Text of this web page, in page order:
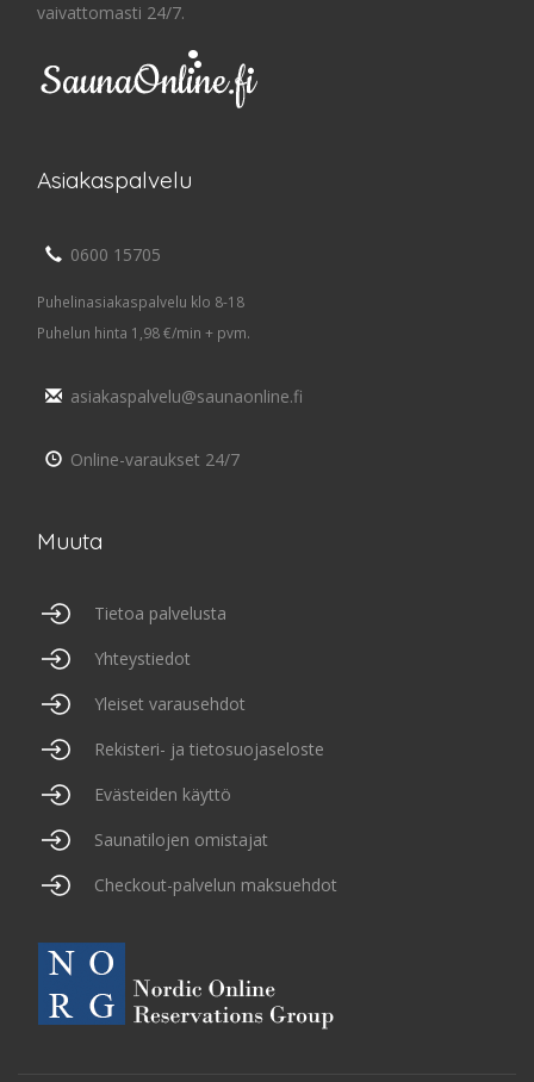
vaivattomasti 24/7.
Asiakaspalvelu
0600 15705
Puhelinasiakaspalvelu klo 8-18
Puhelun hinta 1,98 €/min + pvm.
asiakaspalvelu@saunaonline.fi
Online-varaukset 24/7
Muuta
Tietoa palvelusta
Yhteystiedot
Yleiset varausehdot
Rekisteri- ja tietosuojaseloste
Evästeiden käyttö
Saunatilojen omistajat
Checkout-palvelun maksuehdot